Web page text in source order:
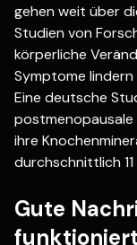
gehen weit über
Studien von
körperliche
Symptome
Eine deutsche
postmenopausale
ihre
durchschnittlich
Gute